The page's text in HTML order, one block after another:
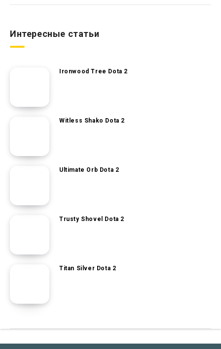
Интересные статьи
Ironwood Tree Dota 2
Witless Shako Dota 2
Ultimate Orb Dota 2
Trusty Shovel Dota 2
Titan Silver Dota 2